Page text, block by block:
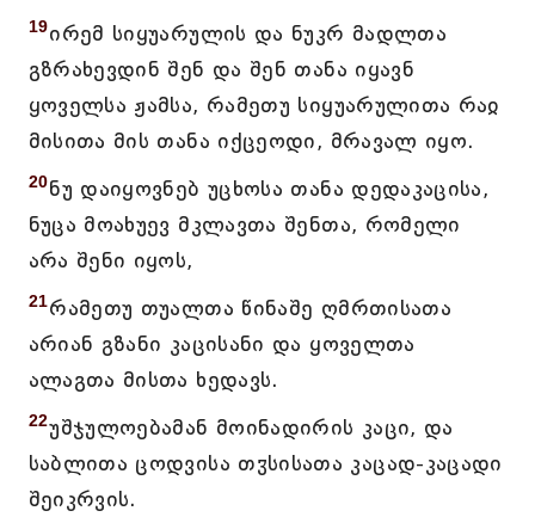
19ირემ სიყუარულის და ნუკრ მადლთა
გზრახევდინ შენ და შენ თანა იყავნ
ყოველსა ჟამსა, რამეთუ სიყუარულითა რაჲ
მისითა მის თანა იქცეოდი, მრავალ იყო.
20ნუ დაიყოვნებ უცხოსა თანა დედაკაცისა,
ნუცა მოახუევ მკლავთა შენთა, რომელი
არა შენი იყოს,
21რამეთუ თუალთა წინაშე ღმრთისათა
არიან გზანი კაცისანი და ყოველთა
ალაგთა მისთა ხედავს.
22უშჯულოებამან მოინადირის კაცი, და
საბლითა ცოდვისა თჳსისათა კაცად-კაცადი
შეიკრვის.